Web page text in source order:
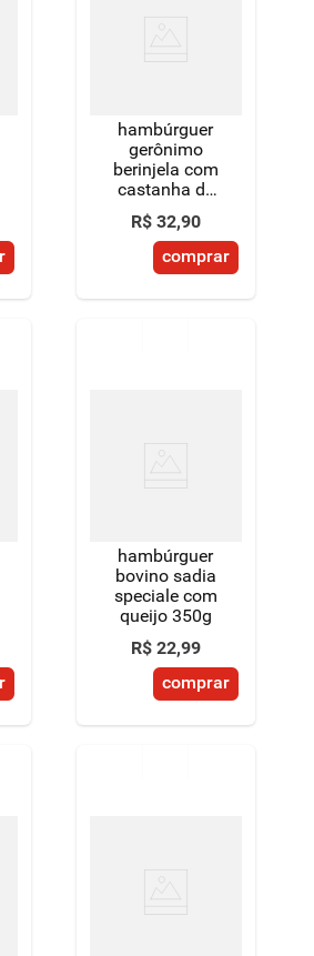
hambúrguer
gerônimo
berinjela com
castanha de
caju e
gergelim 400g
R$ 32,90
comprar
hambúrguer
bovino sadia
speciale com
queijo 350g
R$ 22,99
comprar